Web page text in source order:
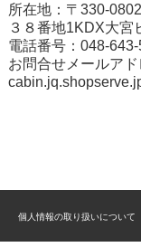
所在地：〒330-
３８番地1KDX大宮
電話番号：048-
お問合せメールアド
個人情報の取り扱いについて